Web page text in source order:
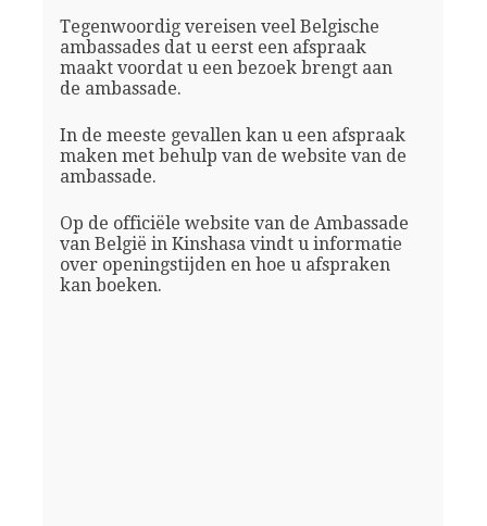
Tegenwoordig vereisen veel Belgische
ambassades dat u eerst een afspraak
maakt voordat u een bezoek brengt aan
de ambassade.
In de meeste gevallen kan u een afspraak
maken met behulp van de website van de
ambassade.
Op de officiële website van de Ambassade
van België in Kinshasa vindt u informatie
over openingstijden en hoe u afspraken
kan boeken.